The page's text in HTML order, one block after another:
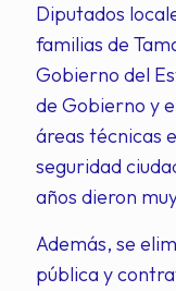
Diputados
familias de
Gobierno del
de Gobierno y
áreas técnicas
seguridad
años dieron
Además, se
pública y